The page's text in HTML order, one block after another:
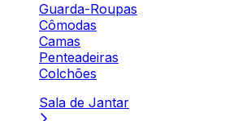
Guarda-Roupas
Cômodas
Camas
Penteadeiras
Colchões
Sala de Jantar